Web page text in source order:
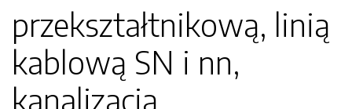
przekształtnikową, linią
kablową SN i nn,
kanalizacją